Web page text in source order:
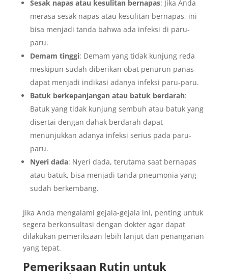
Sesak napas atau kesulitan bernapas: Jika Anda
merasa sesak napas atau kesulitan bernapas, ini
bisa menjadi tanda bahwa ada infeksi di paru-
paru.
Demam tinggi: Demam yang tidak kunjung reda
meskipun sudah diberikan obat penurun panas
dapat menjadi indikasi adanya infeksi paru-paru.
Batuk berkepanjangan atau batuk berdarah:
Batuk yang tidak kunjung sembuh atau batuk yang
disertai dengan dahak berdarah dapat
menunjukkan adanya infeksi serius pada paru-
paru.
Nyeri dada: Nyeri dada, terutama saat bernapas
atau batuk, bisa menjadi tanda pneumonia yang
sudah berkembang.
Jika Anda mengalami gejala-gejala ini, penting untuk
segera berkonsultasi dengan dokter agar dapat
dilakukan pemeriksaan lebih lanjut dan penanganan
yang tepat.
Pemeriksaan Rutin untuk